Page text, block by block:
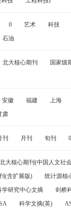
0 艺术 科技
石油
北大核心期刊 国家级
安徽 福建 上海
肃
刊 月刊 旬刊 0
北大核心期刊(中国人文社
(含扩展版) 统计源核
学研究中心文摘 剑桥
科学文摘(英)